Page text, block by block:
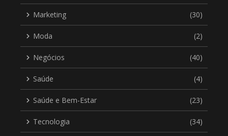
Marketing (30)
Moda (2)
Negócios (40)
Saúde (4)
Saúde e Bem-Estar (23)
Tecnologia (34)